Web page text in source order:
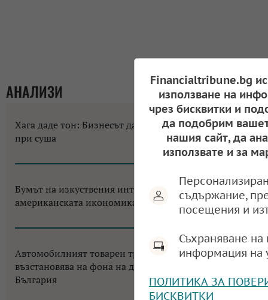
АНАЛИЗИ
Хага даде тон: Бизнесът да не разчита на помощи
при суша
10:58, 07.08.2026
Бумът на изкуствения интелект променя
американската икономика до неузнаваемост
12:18, 06.08.2026
Автомобилният товарен транспорт в ЕС се
възстановява на фона на двуцифрен срив за
България
11:38, 05.08.2026
Financialtribune.bg
използване на
чрез бисквитки и
да подобрим
нашия сайт, да
използвате и за
съдържание,
посещения и
Съхраняване
информация на
ПОЛИТИКА ЗА
БИСКВИТКИ